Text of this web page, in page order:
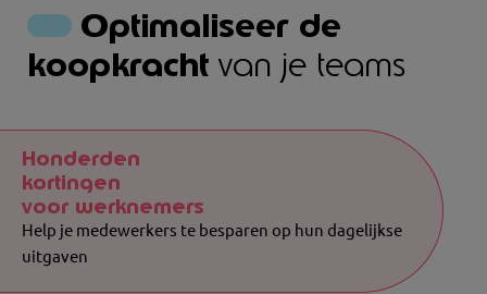
Optimaliseer de
koopkrachtvan je teams
Honderden
kortingen
voor werknemers
Help je medewerkers te besparen op hun dagelijkse
uitgaven